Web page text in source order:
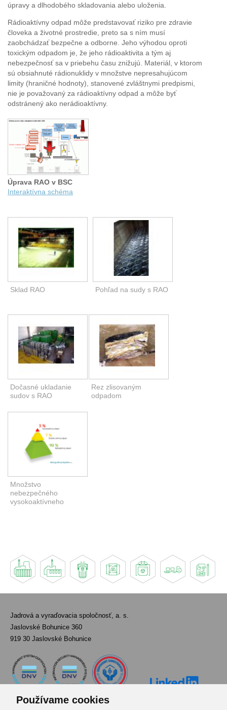
Používame cookies
úpravy a dlhodobého skladovania alebo uloženia.
Rádioaktívny odpad môže predstavovať riziko pre zdravie
človeka a životné prostredie, preto sa s ním musí
zaobchádzať bezpečne a odborne. Jeho výhodou oproti
toxickým odpadom je, že jeho rádioaktivita a tým aj
nebezpečnosť sa v priebehu času znižujú. Materiál, v ktorom
sú obsiahnuté rádionuklidy v množstve nepresahujúcom
limity (hraničné hodnoty), stanovené zvláštnymi predpismi,
nie je považovaný za rádioaktívny odpad a môže byť
odstránený ako nerádioaktívny.
Úprava RAO v BSC
Interaktívna schéma
Sklad RAO Pohľad na sudy s RAO
Dočasné ukladanie
sudov s RAO
Rez zlisovaným
odpadom
Množstvo
nebezpečného
vysokoaktívneho
EnergyEncyclopedia.com)
Jadrová a vyraďovacia spoločnosť, a. s.
Jaslovské Bohunice 360
919 30 Jaslovské Bohunice